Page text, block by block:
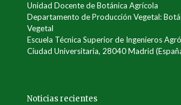
Unidad Docente de Botánica Agrícola
Departamento de Producción Vegetal:
Vegetal
Escuela Técnica Superior de Ingenieros
Ciudad Universitaria, 28040 Madrid
Noticias recientes